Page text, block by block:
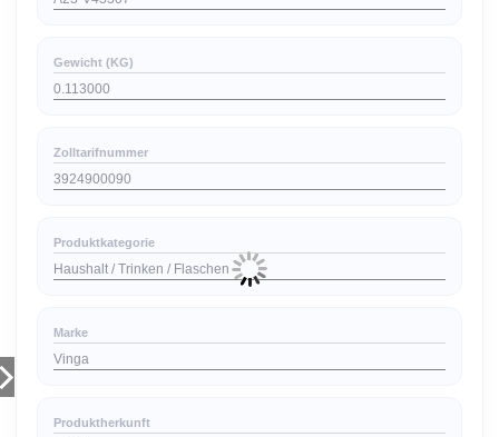
Gewicht (KG)
0.113000
Zolltarifnummer
3924900090
Produktkategorie
Haushalt / Trinken / Flaschen
Marke
Vinga
Produktherkunft